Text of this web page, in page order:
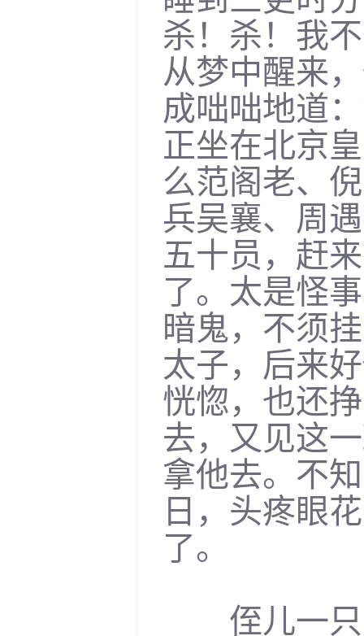
杀！杀！我
从梦中醒来
成咄咄地道
正坐在北京
么范阁老、
兵吴襄、周
五十员，赶
了。太是怪
暗鬼，不须
太子，后来
恍惚，也还
去，又见这
拿他去。不
日，头疼眼
了。
侄儿一只